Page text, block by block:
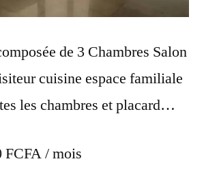
de 3 Chambres Salon
cuisine espace familiale
les chambres et placard…
FCFA / mois